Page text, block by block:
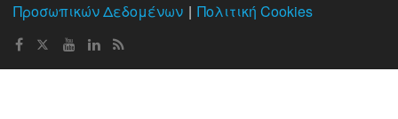
Προσωπικών Δεδομένων
Πολιτική Cookies